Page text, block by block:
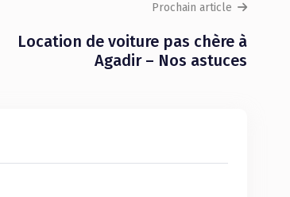
Prochain article
Location de voiture pas chère à
Agadir – Nos astuces